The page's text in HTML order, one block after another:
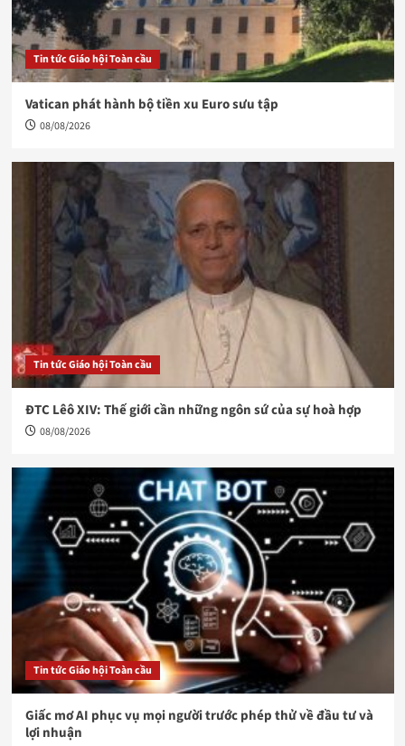
Tin tức Giáo hội Toàn cầu
Vatican phát hành bộ tiền xu Euro sưu tập
08/08/2026
Tin tức Giáo hội Toàn cầu
ĐTC Lêô XIV: Thế giới cần những ngôn sứ của sự hoà hợp
08/08/2026
Tin tức Giáo hội Toàn cầu
Giấc mơ AI phục vụ mọi người trước phép thử về đầu tư và
lợi nhuận